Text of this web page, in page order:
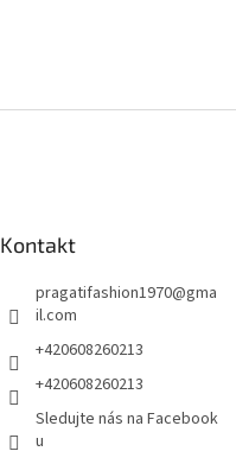
Kontakt
pragatifashion1970@gma
il.com
+420608260213
+420608260213
Sledujte nás na Facebook
u